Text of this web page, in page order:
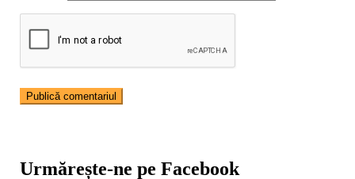
Urmărește-ne pe Facebook